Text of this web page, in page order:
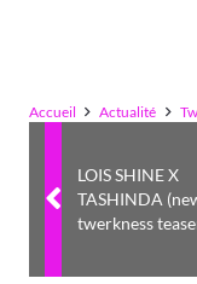
Accueil Actualité
LOIS SHINE X
TASHINDA
twerkness